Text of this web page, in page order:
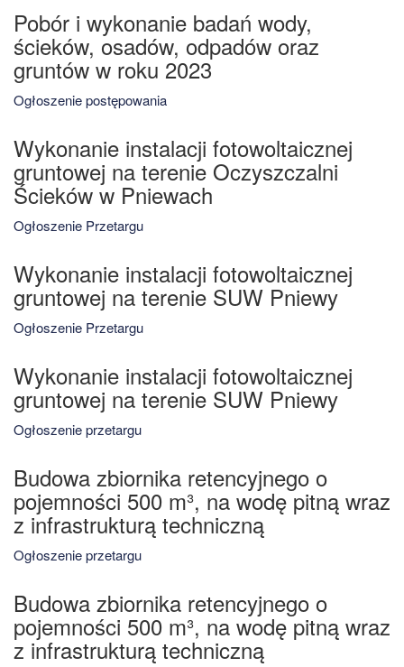
Pobór i wykonanie badań wody,
ścieków, osadów, odpadów oraz
gruntów w roku 2023
Ogłoszenie postępowania
Wykonanie instalacji fotowoltaicznej
gruntowej na terenie Oczyszczalni
Ścieków w Pniewach
Ogłoszenie Przetargu
Wykonanie instalacji fotowoltaicznej
gruntowej na terenie SUW Pniewy
Ogłoszenie Przetargu
Wykonanie instalacji fotowoltaicznej
gruntowej na terenie SUW Pniewy
Ogłoszenie przetargu
Budowa zbiornika retencyjnego o
pojemności 500 m³, na wodę pitną wraz
z infrastrukturą techniczną
Ogłoszenie przetargu
Budowa zbiornika retencyjnego o
pojemności 500 m³, na wodę pitną wraz
z infrastrukturą techniczną